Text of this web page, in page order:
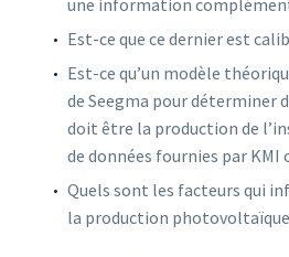
une information
Est-ce que ce dernier est
Est-ce qu’un modèle
de Seegma pour déterminer
doit être la production de
de données fournies par KMI
Quels sont les facteurs qui
la production